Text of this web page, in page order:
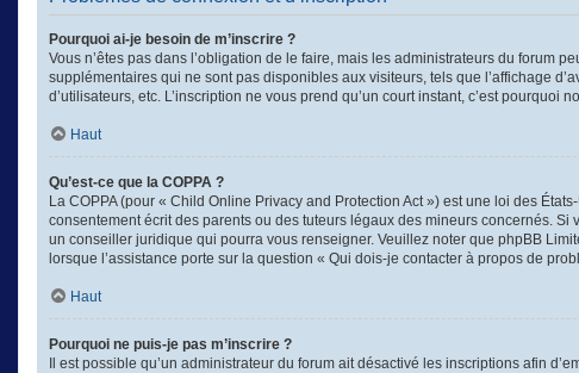
Pourquoi ai-je besoin de m’inscrire ?
Vous n’êtes pas dans l’obligation de le faire, mais les administrateurs du forum
supplémentaires qui ne sont pas disponibles aux visiteurs, tels que l’affichage
d’utilisateurs, etc. L’inscription ne vous prend qu’un court instant, c’est pourquoi
Haut
Qu’est-ce que la COPPA ?
La COPPA (pour « Child Online Privacy and Protection Act ») est une loi des
consentement écrit des parents ou des tuteurs légaux des mineurs concernés.
un conseiller juridique qui pourra vous renseigner. Veuillez noter que phpBB
lorsque l’assistance porte sur la question « Qui dois-je contacter à propos de
Haut
Pourquoi ne puis-je pas m’inscrire ?
Il est possible qu’un administrateur du forum ait désactivé les inscriptions afin